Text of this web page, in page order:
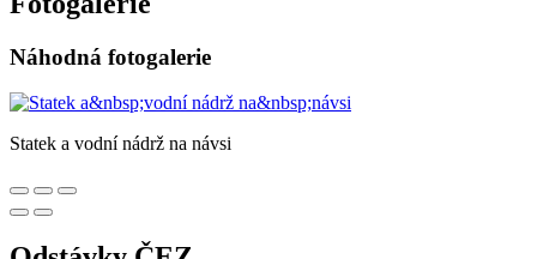
Náhodná fotogalerie
Statek a vodní nádrž na návsi